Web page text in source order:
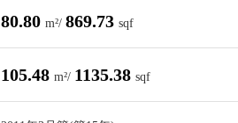
80.80 m²/ 869.73 sqf
105.48 m²/ 1135.38 sqf